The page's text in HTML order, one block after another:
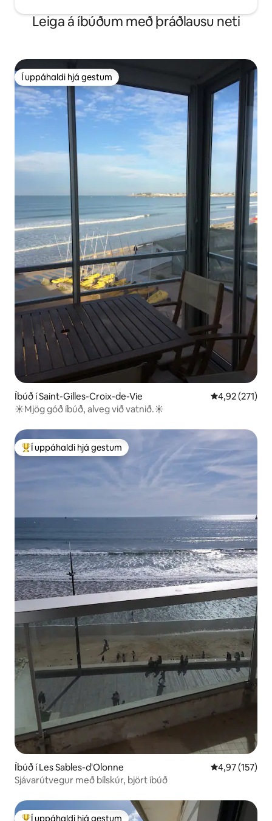
Leiga á íbúðum með þráðlausu neti
Í uppáhaldi hjá gestum
Í uppáhaldi hjá gestum
Íbúð í Saint-Gilles-Croix-de-Vie 4,92 af 5 í
4,92 (271)
☀️Mjög góð íbúð, alveg við vatnið.☀️
Í mestu uppáhaldi hjá gestum
Í uppáhaldi hjá gestum
Íbúð í Les Sables-d'Olonne 4,97 af 5 í
4,97 (157)
Sjávarútvegur með bílskúr, björt íbúð
Í uppáhaldi hjá gestum